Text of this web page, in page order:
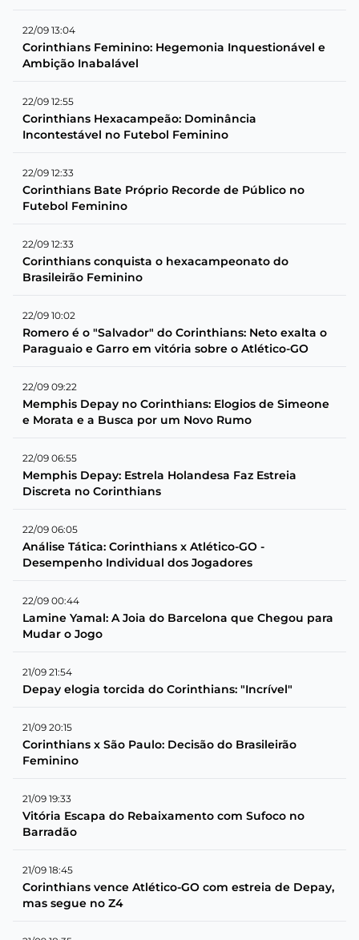
22/09 13:04
Corinthians Feminino: Hegemonia Inquestionável e
Ambição Inabalável
22/09 12:55
Corinthians Hexacampeão: Dominância
Incontestável no Futebol Feminino
22/09 12:33
Corinthians Bate Próprio Recorde de Público no
Futebol Feminino
22/09 12:33
Corinthians conquista o hexacampeonato do
Brasileirão Feminino
22/09 10:02
Romero é o "Salvador" do Corinthians: Neto exalta o
Paraguaio e Garro em vitória sobre o Atlético-GO
22/09 09:22
Memphis Depay no Corinthians: Elogios de Simeone
e Morata e a Busca por um Novo Rumo
22/09 06:55
Memphis Depay: Estrela Holandesa Faz Estreia
Discreta no Corinthians
22/09 06:05
Análise Tática: Corinthians x Atlético-GO -
Desempenho Individual dos Jogadores
22/09 00:44
Lamine Yamal: A Joia do Barcelona que Chegou para
Mudar o Jogo
21/09 21:54
Depay elogia torcida do Corinthians: "Incrível"
21/09 20:15
Corinthians x São Paulo: Decisão do Brasileirão
Feminino
21/09 19:33
Vitória Escapa do Rebaixamento com Sufoco no
Barradão
21/09 18:45
Corinthians vence Atlético-GO com estreia de Depay,
mas segue no Z4